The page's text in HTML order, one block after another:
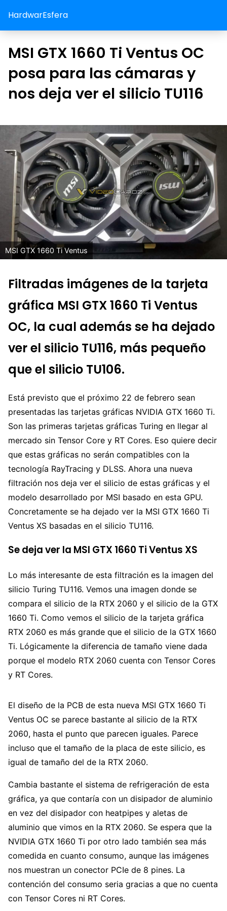
HardwarEsfera
MSI GTX 1660 Ti Ventus OC
posa para las cámaras y
nos deja ver el silicio TU116
MSI GTX 1660 Ti Ventus
Filtradas imágenes de la tarjeta
gráfica MSI GTX 1660 Ti Ventus
OC, la cual además se ha dejado
ver el silicio TU116, más pequeño
que el silicio TU106.
Está previsto que el próximo 22 de febrero sean
presentadas las tarjetas gráficas NVIDIA GTX 1660 Ti.
Son las primeras tarjetas gráficas Turing en llegar al
mercado sin Tensor Core y RT Cores. Eso quiere decir
que estas gráficas no serán compatibles con la
tecnología RayTracing y DLSS. Ahora una nueva
filtración nos deja ver el silicio de estas gráficas y el
modelo desarrollado por MSI basado en esta GPU.
Concretamente se ha dejado ver la MSI GTX 1660 Ti
Ventus XS basadas en el silicio TU116.
Se deja ver la MSI GTX 1660 Ti Ventus XS
Lo más interesante de esta filtración es la imagen del
silicio Turing TU116. Vemos una imagen donde se
compara el silicio de la RTX 2060 y el silicio de la GTX
1660 Ti. Como vemos el silicio de la tarjeta gráfica
RTX 2060 es más grande que el silicio de la GTX 1660
Ti. Lógicamente la diferencia de tamaño viene dada
porque el modelo RTX 2060 cuenta con Tensor Cores
y RT Cores.
El diseño de la PCB de esta nueva MSI GTX 1660 Ti
Ventus OC se parece bastante al silicio de la RTX
2060, hasta el punto que parecen iguales. Parece
incluso que el tamaño de la placa de este silicio, es
igual de tamaño del de la RTX 2060.
Cambia bastante el sistema de refrigeración de esta
gráfica, ya que contaría con un disipador de aluminio
en vez del disipador con heatpipes y aletas de
aluminio que vimos en la RTX 2060. Se espera que la
NVIDIA GTX 1660 Ti por otro lado también sea más
comedida en cuanto consumo, aunque las imágenes
nos muestran un conector PCIe de 8 pines. La
contención del consumo seria gracias a que no cuenta
con Tensor Cores ni RT Cores.